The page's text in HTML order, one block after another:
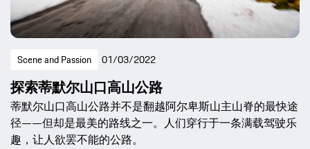
Scene and Passion 01/03/2022
探索蒂默尔山口高山公路
蒂默尔山口高山公路并不是翻越阿尔卑斯山主山脊的最快途
径——但却是最美的路线之一。人们穿行于一条满载驾驶乐
趣，让人欲罢不能的公路。